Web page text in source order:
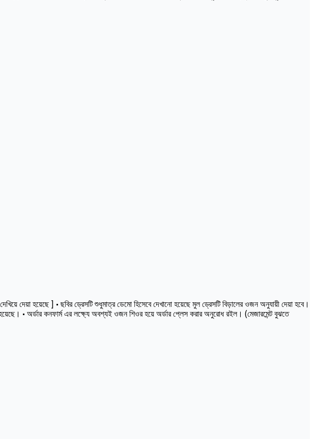
দেয়া হয়েছে ] • ছবির ড্রেসটি শুধুমাত্র ডেমো হিসেবে দেখানো হয়েছে মুল ড্রেসটি বিড়ালের ওজন অনুযায়ী দেয়া হবে।
• অর্ডার কনফার্ম এর লক্ষ্যে অবশ্যই ওজন শিওর হয়ে অর্ডার প্লেস করার অনুরোধ রইল। (মেজারমেন্ট বুঝতে